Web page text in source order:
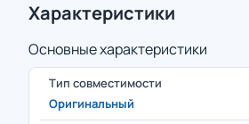
Характеристики
Основные характеристики
Тип совместимости
Оригинальный